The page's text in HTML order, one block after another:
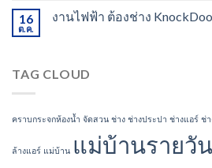
16
ต.ค.
งานไฟฟ้า ต้องช่าง
TAG CLOUD
คราบกระจกห้องน้ำ จัดสวน ช่าง ช่างประปา ช่างแอร์ ช่
ล้างแอร์ แม่บ้าน แม่บ้านรายวัน